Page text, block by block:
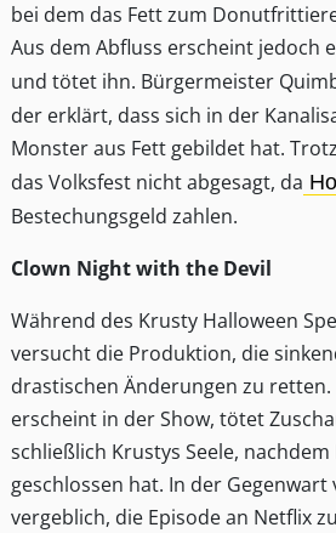
bei dem das Fett zum
Aus dem Abfluss erscheint jedoch
und tötet ihn. Bürgermeister
der erklärt, dass sich in der
Monster aus Fett gebildet hat.
das Volksfest nicht abgesagt, da
Bestechungsgeld zahlen.
Clown Night with the Devil
Während des Krusty Halloween
versucht die Produktion, die
drastischen Änderungen zu retten.
erscheint in der Show, tötet
schließlich Krustys Seele,
geschlossen hat. In der
vergeblich, die Episode an Netflix